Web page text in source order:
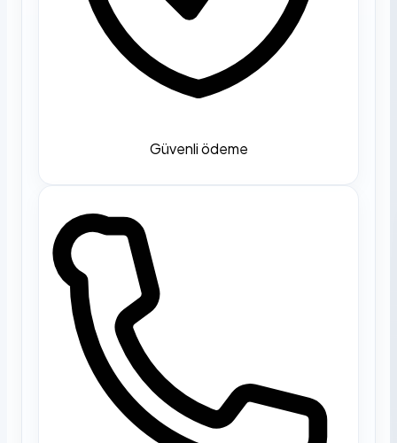
Güvenli ödeme